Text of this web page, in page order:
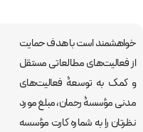
خواهشمند است با هدف حمایت
از فعالیت‌های مطالعاتی مستقل
و کمک به توسعۀ فعالیت‌های
مدنی مؤسسۀ رحمان، مبلغ مورد
نظرتان را به شماره کارت مؤسسه